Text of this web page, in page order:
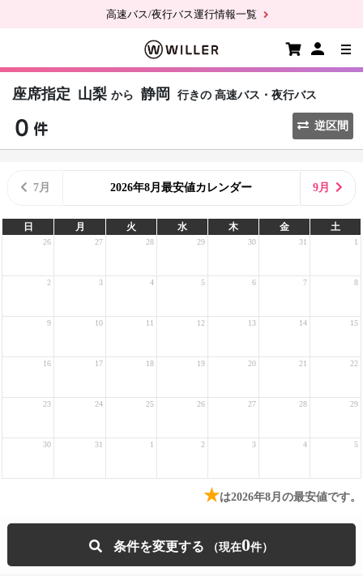
高速バス/夜行バス運行情報一覧
座席指定 山梨 から 静岡 行きの 高速バス・夜行バス
逆区間
7月 2026年8月最安値カレンダー 9月
日 月 火 水 木 金 土
26 27 28 29 30 31 1
2 3 4 5 6 7 8
9 10 11 12 13 14 15
16 17 18 19 20 21 22
23 24 25 26 27 28 29
30 31 1 2 3 4 5
★は2026年8月の最安値です。
条件を変更する 0